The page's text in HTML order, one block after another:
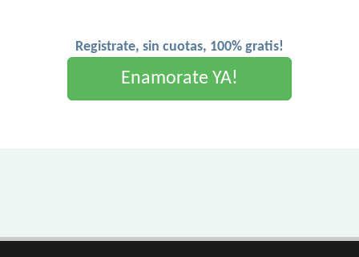
Registrate, sin cuotas, 100% gratis!
Enamorate YA!